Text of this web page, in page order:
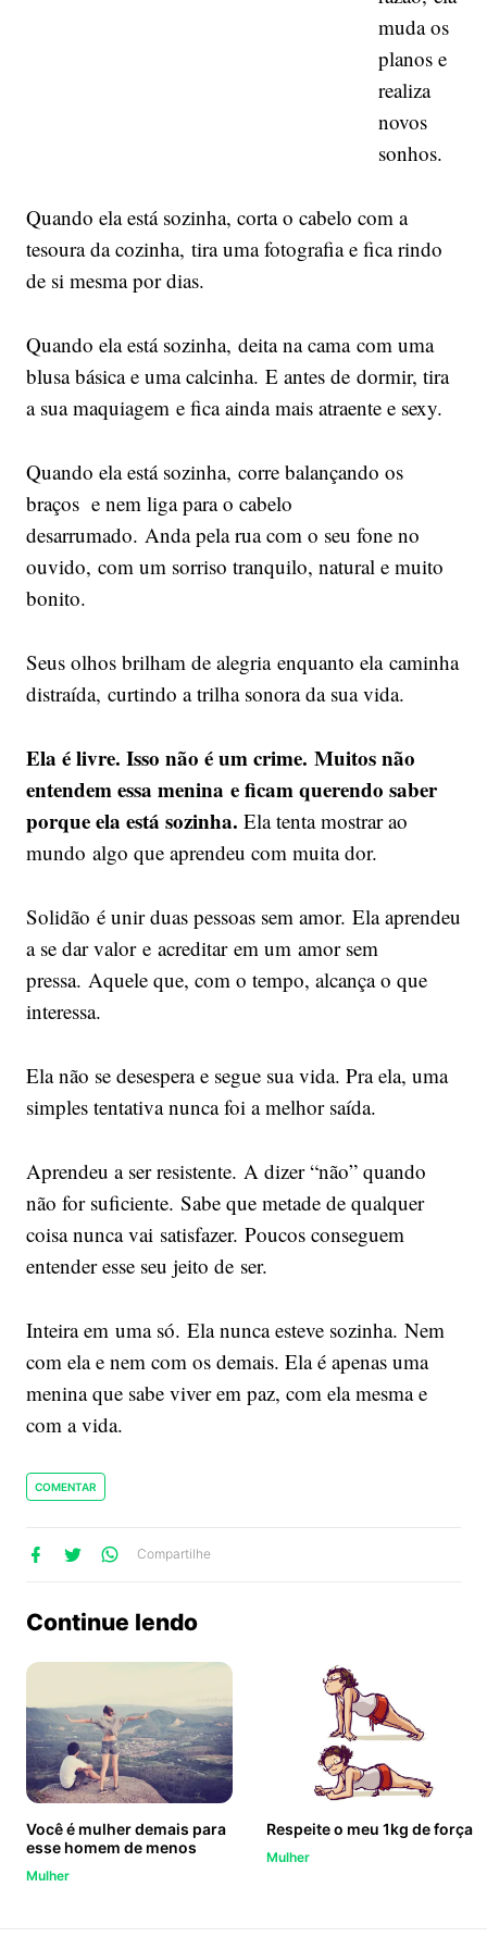
muda os
planos e
realiza
novos
sonhos.
Quando ela está sozinha, corta o cabelo com a
tesoura da cozinha, tira uma fotografia e fica rindo
de si mesma por dias.
Quando ela está sozinha, deita na cama com uma
blusa básica e uma calcinha. E antes de dormir, tira
a sua maquiagem e fica ainda mais atraente e sexy.
Quando ela está sozinha, corre balançando os
braços e nem liga para o cabelo
desarrumado. Anda pela rua com o seu fone no
ouvido, com um sorriso tranquilo, natural e muito
bonito.
Seus olhos brilham de alegria enquanto ela caminha
distraída, curtindo a trilha sonora da sua vida.
Ela é livre. Isso não é um crime. Muitos não
entendem essa menina e ficam querendo saber
porque ela está sozinha. Ela tenta mostrar ao
mundo algo que aprendeu com muita dor.
Solidão é unir duas pessoas sem amor. Ela aprendeu
a se dar valor e acreditar em um amor sem
pressa. Aquele que, com o tempo, alcança o que
interessa.
Ela não se desespera e segue sua vida. Pra ela, uma
simples tentativa nunca foi a melhor saída.
Aprendeu a ser resistente. A dizer “não” quando
não for suficiente. Sabe que metade de qualquer
coisa nunca vai satisfazer. Poucos conseguem
entender esse seu jeito de ser.
Inteira em uma só. Ela nunca esteve sozinha. Nem
com ela e nem com os demais. Ela é apenas uma
menina que sabe viver em paz, com ela mesma e
com a vida.
COMENTAR
Compartilhe
Continue lendo
Você é mulher demais para
esse homem de menos
Mulher
Respeite o meu 1kg de força
Mulher